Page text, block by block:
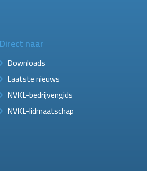
Direct naar
Downloads
Laatste nieuws
NVKL-bedrijvengids
NVKL-lidmaatschap